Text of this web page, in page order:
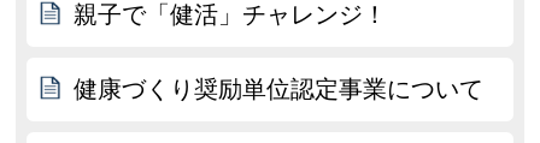
親子で「健活」チャレンジ！
健康づくり奨励単位認定事業について